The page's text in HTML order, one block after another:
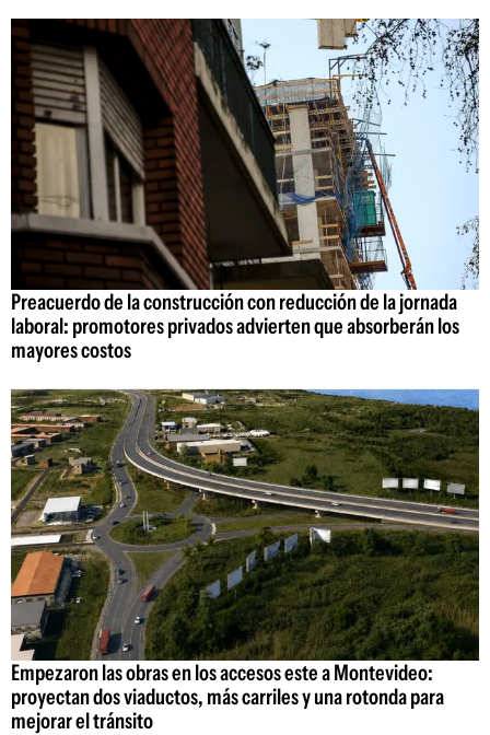
Preacuerdo de la construcción con reducción de la jornada
laboral: promotores privados advierten que absorberán los
mayores costos
Empezaron las obras en los accesos este a Montevideo:
proyectan dos viaductos, más carriles y una rotonda para
mejorar el tránsito